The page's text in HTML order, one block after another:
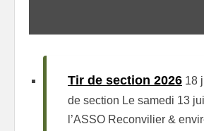
Tir de section 2026 18
de section Le samedi 13
l’ASSO Reconvilier &